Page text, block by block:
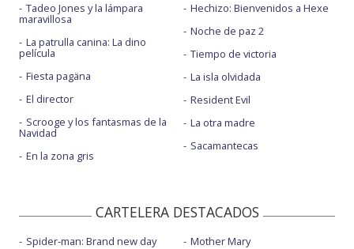
Tadeo Jones y la lámpara
maravillosa
La patrulla canina: La dino
película
Fiesta pagäna
El director
Scrooge y los fantasmas de la
Navidad
En la zona gris
Hechizo: Bienvenidos a Hexe
Noche de paz 2
Tiempo de victoria
La isla olvidada
Resident Evil
La otra madre
Sacamantecas
CARTELERA DESTACADOS
Spider-man: Brand new day
Mother Mary